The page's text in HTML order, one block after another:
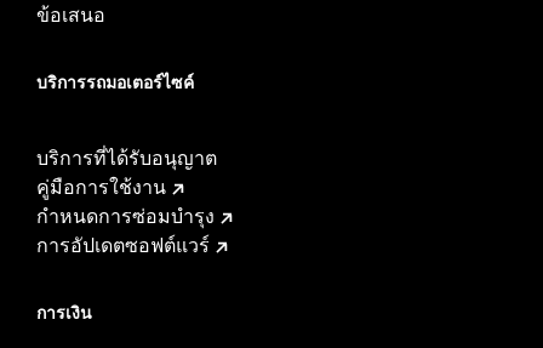
ข้อเสนอ
บริการรถมอเตอร์ไซค์​
บริการที่ได้รับอนุญาต
คู่มือการใช้งาน
กำหนดการซ่อมบำรุง
การอัปเดตซอฟต์แวร์
การเงิน